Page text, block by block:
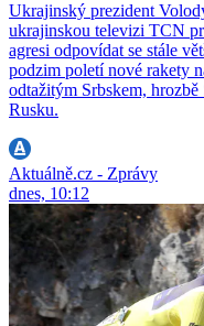
Ukrajinský prezident
ukrajinskou televizi TCN
agresi odpovídat se stále
podzim poletí nové rakety
odtažitým Srbskem,
Rusku.
Aktuálně.cz - Zprávy
dnes, 10:12